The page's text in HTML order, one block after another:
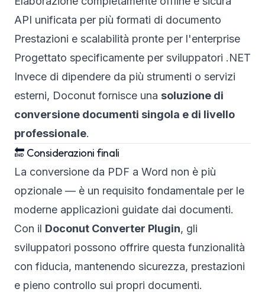
API unificata per più formati di documento
Prestazioni e scalabilità pronte per l'enterprise
Progettato specificamente per sviluppatori .NET
Invece di dipendere da più strumenti o servizi
esterni, Doconut fornisce una soluzione di
conversione documenti singola e di livello
professionale.
🔚 Considerazioni finali
La conversione da PDF a Word non è più
opzionale — è un requisito fondamentale per le
moderne applicazioni guidate dai documenti.
Con il Doconut Converter Plugin, gli
sviluppatori possono offrire questa funzionalità
con fiducia, mantenendo sicurezza, prestazioni
e pieno controllo sui propri documenti.